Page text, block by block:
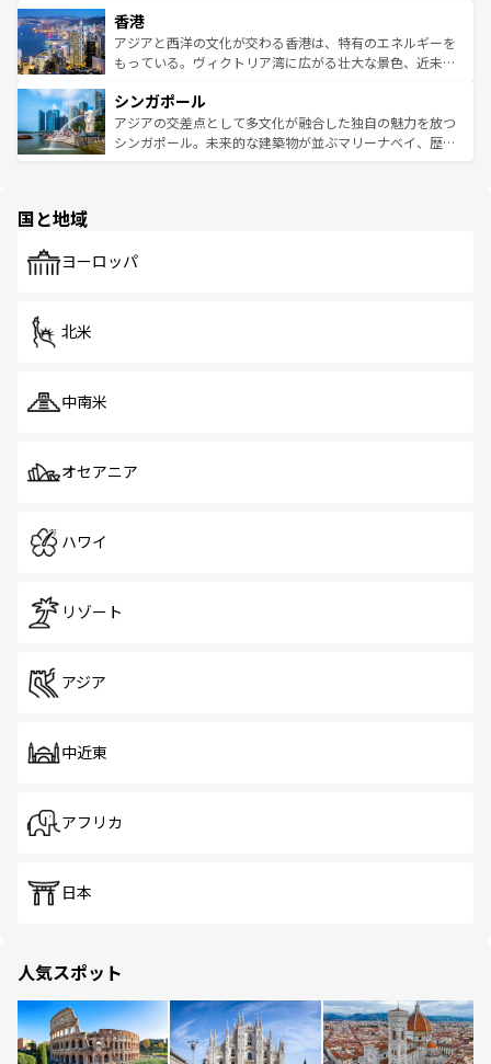
とつ。フォーやバインミー、ベトナムコーヒーなどは、ぜ
ひ現地で味わいたい。どの地域を訪れてもあたたかい人々
が旅行者を迎えてくれるので、きっと忘れられない旅にな
参照してほしい。
の活気が交差している。北部ではチェンマイなどの山岳地
帯で自然と触れ合い、南部ではプーケットやクラビの美し
いビーチでリゾート気分を楽しむことができる。タイ料理
激する。気候は一年中温暖で、どの季節にも異なる楽しみ
が待っている。親しみやすいタイの人々、仏教を中心とし
た文化、そして多様な観光資源が、訪れる旅人を魅了し続
香港
アジアと西洋の文化が交わる香港は、特有のエネルギーを
もっている。ヴィクトリア湾に広がる壮大な景色、近未来
み、どこを訪れても感動するはず。観光スポットが密集し
ており、効率よく見どころを回れるのも魅力。息をのむよ
うな絶景から文化的な体験まで、香港を存分に楽しみ尽く
シンガポール
アジアの交差点として多文化が融合した独自の魅力を放つ
シンガポール。未来的な建築物が並ぶマリーナベイ、歴史
で、ホーカーズは地元の風情を楽しめる外せないスポット
国と地域
ヨーロッパ
北米
中南米
オセアニア
ハワイ
リゾート
アジア
中近東
アフリカ
日本
人気スポット